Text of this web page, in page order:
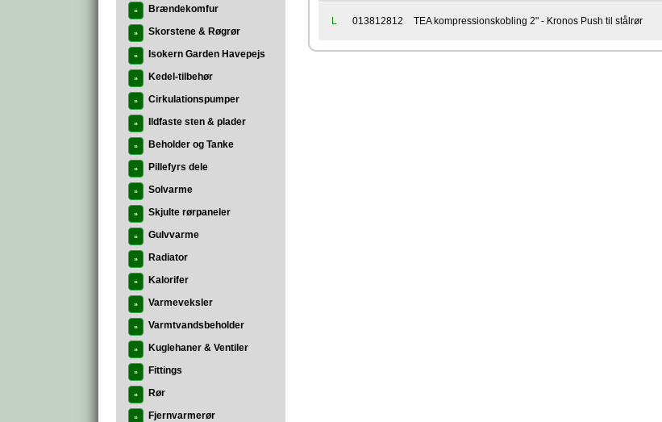
» Brændekomfur
» Skorstene & Røgrør
» Isokern Garden Havepejs
» Kedel-tilbehør
» Cirkulationspumper
» Ildfaste sten & plader
» Beholder og Tanke
» Pillefyrs dele
» Solvarme
» Skjulte rørpaneler
» Gulvvarme
» Radiator
» Kalorifer
» Varmeveksler
» Varmtvandsbeholder
» Kuglehaner & Ventiler
» Fittings
» Rør
» Fjernvarmerør
L 013812812 TEA kompressionskobling 2" - Kronos Push til stålrør